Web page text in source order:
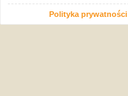
Polityka prywatności